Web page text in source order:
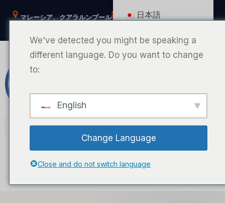
容
キ
ッ
プ
マレーシア、クアラルンプール
help@msianpestcontrol.com
MPCポータル
日本語
We've detected you might be speaking a
different language. Do you want to change
to:
English
Change Language
Close and do not switch language